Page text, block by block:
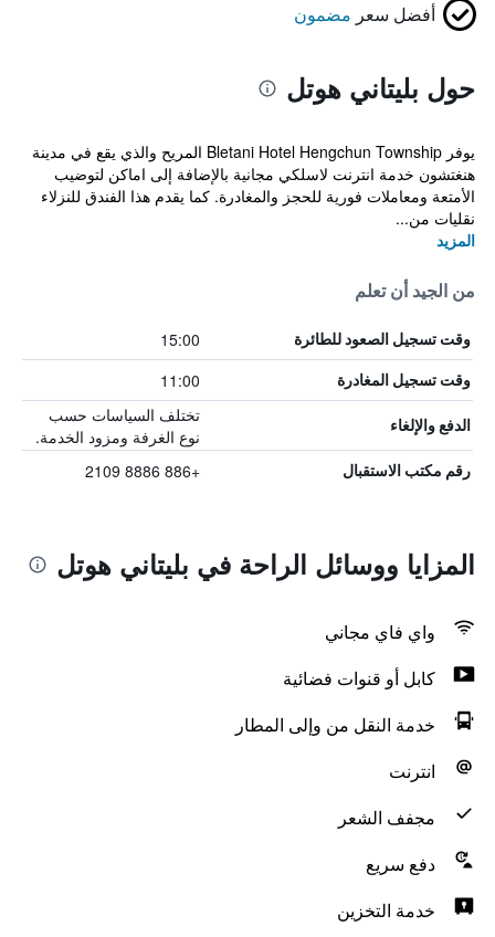
أفضل سعر مضمون
حول بليتاني هوتل
يوفر Bletani Hotel Hengchun Township المريح والذي يقع في مدينة
هنغتشون خدمة انترنت لاسلكي مجانية بالإضافة إلى اماكن لتوضيب
الأمتعة ومعاملات فورية للحجز والمغادرة. كما يقدم هذا الفندق للنزلاء
نقليات من...
المزيد
من الجيد أن تعلم
وقت تسجيل الصعود للطائرة 15:00
وقت تسجيل المغادرة 11:00
الدفع والإلغاء
تختلف السياسات حسب
نوع الغرفة ومزود الخدمة.
رقم مكتب الاستقبال +886 8886 2109
المزايا ووسائل الراحة في بليتاني هوتل
واي فاي مجاني
كابل أو قنوات فضائية
خدمة النقل من وإلى المطار
انترنت
مجفف الشعر
دفع سريع
خدمة التخزين